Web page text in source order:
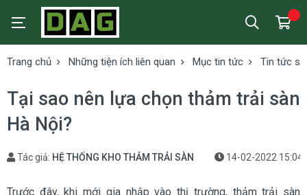
Trang chủ Những tiện ích liên quan Mục tin tức Tin tức
Tại sao nên lựa chọn thảm trải sàn
Hà Nội?
Tác giả: HỆ THỐNG KHO THẢM TRẢI SÀN 14-02-2022 15:04
Trước đây, khi mới gia nhập vào thị trường, thảm trải sàn